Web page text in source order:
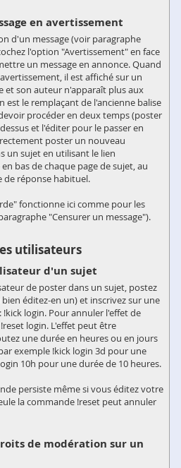
en avertissement
d'un message (voir paragraphe
l'option "Avertissement" en face
un message en annonce. Quand
il est affiché sur un
et son auteur n'apparaît plus aux
est le remplaçant de l'ancienne balise
procéder en deux temps (poster
et l'éditer pour le passer en
poster un nouveau
un sujet en utilisant le lien
bas de chaque page de sujet, au
de réponse habituel.
fonctionne ici comme pour les
"Censurer un message").
utilisateurs
d'un sujet
de poster dans un sujet, postez
éditez-en un) et inscrivez sur une
!kick login. Pour annuler l'effet de
login. L'effet peut être
une durée en heures ou en jours
exemple !kick login 3d pour une
10h pour une durée de 10 heures.
persiste même si vous éditez votre
la commande !reset peut annuler
de modération sur un